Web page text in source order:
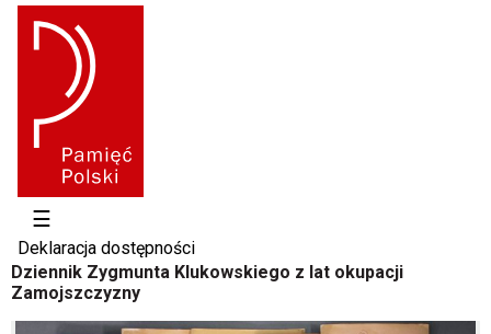
☰
Deklaracja dostępności
Dziennik Zygmunta Klukowskiego z lat okupacji
Zamojszczyzny